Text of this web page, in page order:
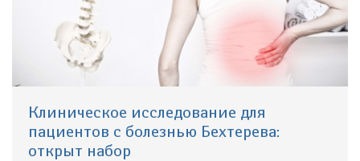
Клиническое исследование для
пациентов с болезнью Бехтерева:
открыт набор